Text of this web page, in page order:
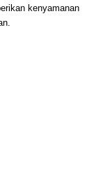
kenyamanan